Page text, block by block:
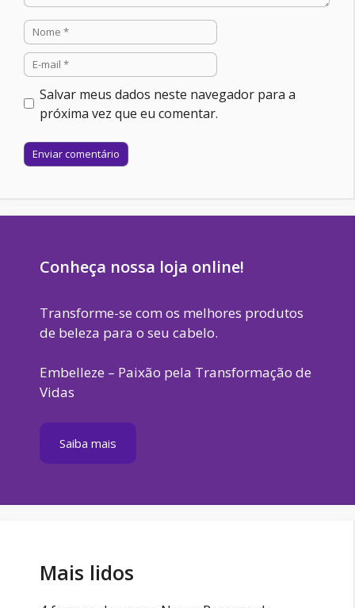
Nome
E-
mail
Salvar meus dados neste navegador para a
próxima vez que eu comentar.
Site
Conheça nossa loja online!
Transforme-se com os melhores produtos
de beleza para o seu cabelo.
Embelleze – Paixão pela Transformação de
Vidas
Saiba mais
Mais lidos